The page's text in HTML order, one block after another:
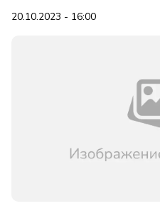
20.10.2023 - 16:00